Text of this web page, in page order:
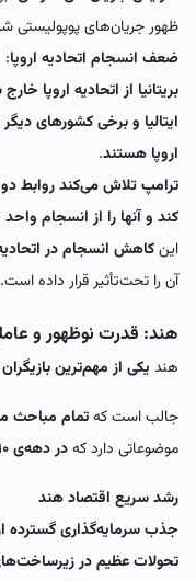
ظهور جریان‌های پوپولیستی
ضعف انسجام اتحادیه اروپا:
بریتانیا از اتحادیه اروپا
ایتالیا و برخی کشورهای
اروپا هستند.
ترامپ تلاش می‌کند روابط
کند و آنها را از انسجام
اینکاهش انسجام در اتحادیه
آن را تحت‌تأثیر قرار داده است.
هند: قدرت نوظهور و
هند یکی از مهم‌ترین
جالب است کهتمام مباحث
موضوعاتی دارد کهدر دهه‌ی ۱۹۹۰ و ۲۰۰۰ درباره‌ی چین مطرح می‌شد
رشد سریع اقتصاد هند
جذب سرمایه‌گذاری گسترده
تحولات عظیم در